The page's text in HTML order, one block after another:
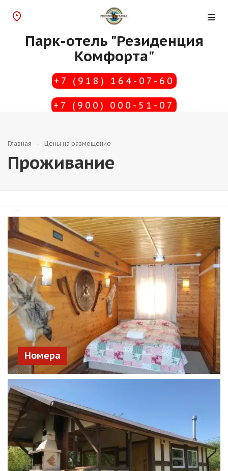
Парк-отель "Резиденция
Комфорта"
+7 (918) 164-07-60
+7 (900) 000-51-07
Главная Цены на размещение
Проживание
Номера